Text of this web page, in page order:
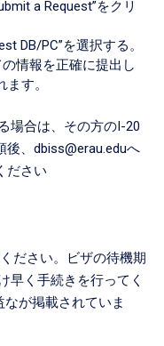
a Request”をクリ
DB/PC”を選択する。
情報を正確に提出し
す。
場合は、その方のI-20
、dbiss@erau.eduへ
ださい
ださい。ビザの待機期
早く手続きを行ってく
なが掲載されていま